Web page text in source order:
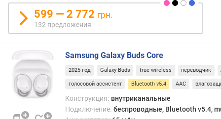
к
а
б
е
д
л
и
599 — 2 772 грн.
132 предложения
Samsung Galaxy Buds Core
2025 год Galaxy Buds true wireless переводчик
голосовой ассистент Bluetooth v5.4 AAC
Конструкция: внутриканальные
Подключение: беспроводные, Bluetooth v5.4,